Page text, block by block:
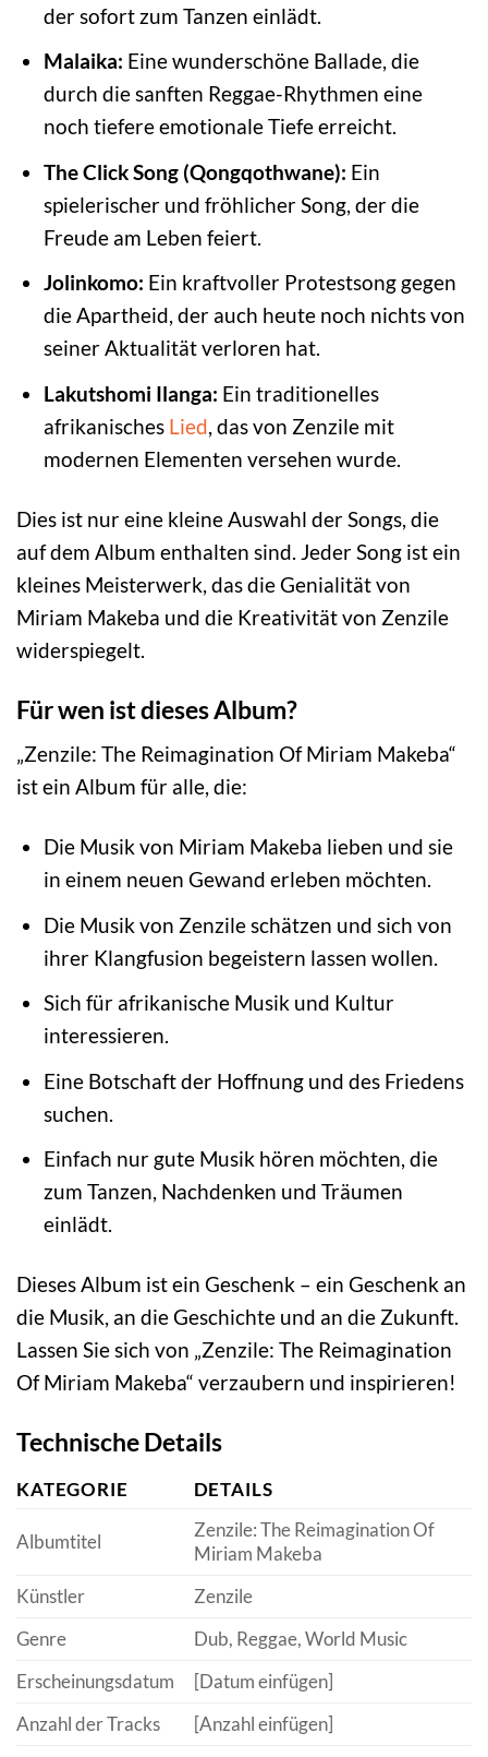
der sofort zum Tanzen einlädt.
Malaika: Eine wunderschöne Ballade, die
durch die sanften Reggae-Rhythmen eine
noch tiefere emotionale Tiefe erreicht.
The Click Song (Qongqothwane): Ein
spielerischer und fröhlicher Song, der die
Freude am Leben feiert.
Jolinkomo: Ein kraftvoller Protestsong gegen
die Apartheid, der auch heute noch nichts von
seiner Aktualität verloren hat.
Lakutshomi Ilanga: Ein traditionelles
afrikanisches Lied, das von Zenzile mit
modernen Elementen versehen wurde.
Dies ist nur eine kleine Auswahl der Songs, die
auf dem Album enthalten sind. Jeder Song ist ein
kleines Meisterwerk, das die Genialität von
Miriam Makeba und die Kreativität von Zenzile
widerspiegelt.
Für wen ist dieses Album?
„Zenzile: The Reimagination Of Miriam Makeba“
ist ein Album für alle, die:
Die Musik von Miriam Makeba lieben und sie
in einem neuen Gewand erleben möchten.
Die Musik von Zenzile schätzen und sich von
ihrer Klangfusion begeistern lassen wollen.
Sich für afrikanische Musik und Kultur
interessieren.
Eine Botschaft der Hoffnung und des Friedens
suchen.
Einfach nur gute Musik hören möchten, die
zum Tanzen, Nachdenken und Träumen
einlädt.
Dieses Album ist ein Geschenk – ein Geschenk an
die Musik, an die Geschichte und an die Zukunft.
Lassen Sie sich von „Zenzile: The Reimagination
Of Miriam Makeba“ verzaubern und inspirieren!
Technische Details
KATEGORIE DETAILS
Albumtitel
Zenzile: The Reimagination Of
Miriam Makeba
Künstler
Zenzile
Genre
Dub, Reggae, World Music
Erscheinungsdatum
[Datum einfügen]
Anzahl der Tracks
[Anzahl einfügen]